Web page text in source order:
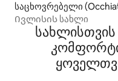
საცხოვრებელი
Ივლისის სახლი
კომფორტი